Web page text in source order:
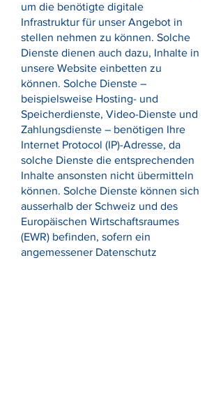
um die benötigte digitale
Infrastruktur für unser Angebot in
stellen nehmen zu können. Solche
Dienste dienen auch dazu, Inhalte in
unsere Website einbetten zu
können. Solche Dienste –
beispielsweise Hosting- und
Speicherdienste, Video-Dienste und
Zahlungsdienste – benötigen Ihre
Internet Protocol (IP)-Adresse, da
solche Dienste die entsprechenden
Inhalte ansonsten nicht übermitteln
können. Solche Dienste können sich
ausserhalb der Schweiz und des
Europäischen Wirtschaftsraumes
(EWR) befinden, sofern ein
angemessener Datenschutz